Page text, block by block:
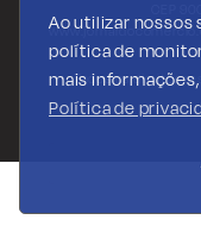
Ao utilizar nossos
política de
mais
Política de
Todos os direitos